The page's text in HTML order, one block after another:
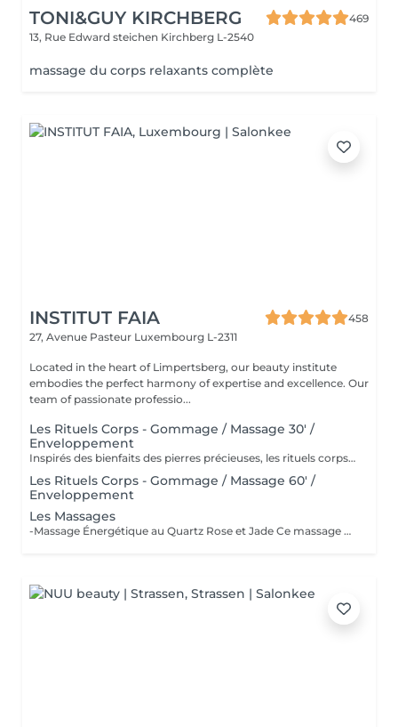
TONI&GUY KIRCHBERG
469
13, Rue Edward steichen Kirchberg L-2540
massage du corps relaxants complète
INSTITUT FAIA
458
27, Avenue Pasteur Luxembourg L-2311
Located in the heart of Limpertsberg, our beauty institute
embodies the perfect harmony of expertise and excellence. Our
team of passionate professio...
Les Rituels Corps - Gommage / Massage 30' /
Enveloppement
Inspirés des bienfaits des pierres précieuses, les rituels corps Gemology associent techniques de massage expertes et actifs minéraux pour offrir un moment de détente absolue. Chaque soin est conçu pour rééquilibrer, hydrater, raffermir ou détoxifier la peau, tout en apaisant le corps et l'esprit. Une expérience sensorielle unique, où luxe et efficacité se rencontrent pour révéler l'éclat naturel de votre peau.
Les Rituels Corps - Gommage / Massage 60' /
Enveloppement
Les Massages
-Massage Énergétique au Quartz Rose et Jade Ce massage unique associe la puissance vibratoire des pierres précieuses à des manuvres profondes et relaxantes. Grâce au quartz rose et au jade, il rééquilibre les énergies, relâche les tensions et réveille l'éclat intérieur. Un véritable soin holistique, pour le corps et l'esprit. -Massage Ressourçant Future Maman Spécialement conçu pour accompagner la femme enceinte en douceur, ce massage soulage les tensions, améliore la circulation et procure une profonde sensation de bien-être. Réalisé avec des mouvements enveloppants et des produits adaptés, il offre un moment précieux de connexion avec soi et avec bébé.